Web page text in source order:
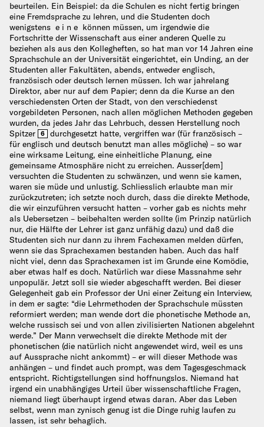
beurteilen. Ein Beispiel: da die Schulen es nicht fertig bringen
eine Fremdsprache zu lehren, und die Studenten doch
wenigstens e i n e können müssen, um irgendwie die
Fortschritte der Wissenschaft aus einer anderen Quelle zu
beziehen als aus den Kollegheften, so hat man vor 14 Jahren eine
Sprachschule an der Universität eingerichtet, ein Unding, an der
Studenten aller Fakultäten, abends, entweder englisch,
französisch oder deutsch lernen müssen. Ich war jahrelang
Direktor, aber nur auf dem Papier; denn da die Kurse an den
verschiedensten Orten der Stadt, von den verschiedenst
vorgebildeten Personen, nach allen möglichen Methoden gegeben
wurden, da jedes Jahr das Lehrbuch, dessen Herstellung noch
Spitzer
6
durchgesetzt hatte, vergriffen war (für französisch –
für englisch und deutsch benutzt man alles mögliche) – so war
eine wirksame Leitung, eine einheitliche Planung, eine
gemeinsame Atmosphäre nicht zu erreichen. Ausser[dem]
versuchten die Studenten zu schwänzen, und wenn sie kamen,
waren sie müde und unlustig. Schliesslich erlaubte man mir
zurückzutreten; ich setzte noch durch, dass die direkte Methode,
die wir einzuführen versucht hatten – vorher gab es nichts mehr
als Uebersetzen – beibehalten werden sollte (im Prinzip natürlich
nur, die Hälfte der Lehrer ist ganz unfähig dazu) und daß die
Studenten sich nur dann zu ihrem Fachexamen melden dürfen,
wenn sie das Sprachexamen bestanden haben. Auch das half
nicht viel, denn das Sprachexamen ist im Grunde eine Komödie,
aber etwas half es doch. Natürlich war diese Massnahme sehr
unpopulär. Jetzt soll sie wieder abgeschafft werden. Bei dieser
Gelegenheit gab ein Professor der Uni einer Zeitung ein Interview,
in dem er sagte: “die Lehrmethoden der Sprachschule müssten
reformiert werden; man wende dort die phonetische Methode an,
welche russisch sei und von allen zivilisierten Nationen abgelehnt
werde.” Der Mann verwechselt die direkte Methode mit der
phonetischen (die natürlich nicht angewendet wird, weil es uns
auf Aussprache nicht ankommt) – er will dieser Methode was
anhängen – und findet auch prompt, was dem Tagesgeschmack
entspricht. Richtigstellungen sind hoffnungslos. Niemand hat
irgend ein unabhängiges Urteil über wissenschaftliche Fragen,
niemand liegt überhaupt irgend etwas daran. Aber das Leben
selbst, wenn man zynisch genug ist die Dinge ruhig laufen zu
lassen, ist sehr behaglich.